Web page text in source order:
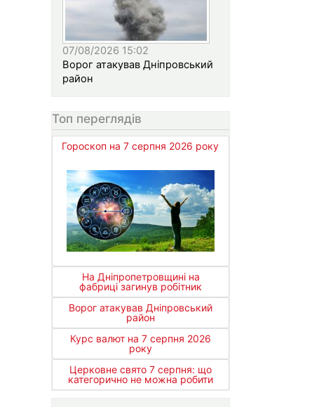
07/08/2026 15:02
Ворог атакував Дніпровський
район
Топ переглядів
Гороскоп на 7 серпня 2026 року
На Дніпропетровщині на
фабриці загинув робітник
Ворог атакував Дніпровський
район
Курс валют на 7 серпня 2026
року
Церковне свято 7 серпня: що
категорично не можна робити